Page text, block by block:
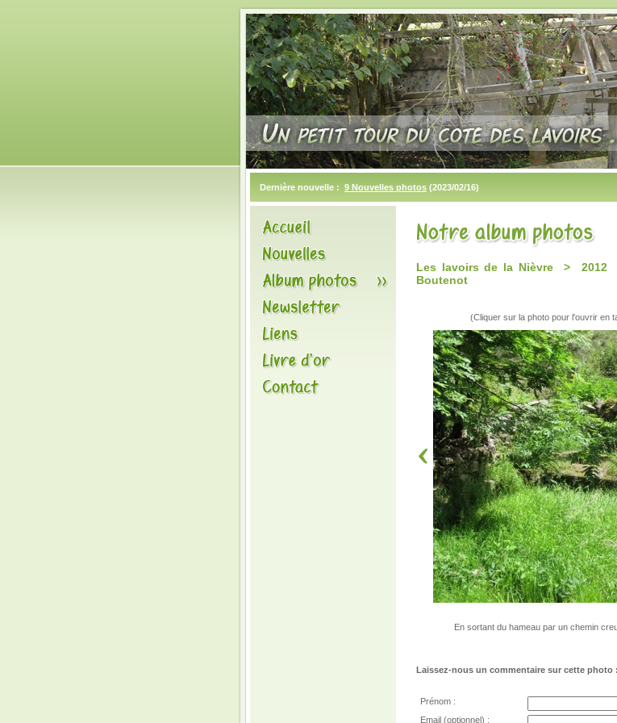
Dernière nouvelle : 9 Nouvelles photos (2023/02/16)
Les lavoirs de la Nièvre > 2012
Boutenot
(Cliquer sur la photo pour l'ouvrir en
En sortant du hameau par un chemin
Laissez-nous un commentaire sur cette photo :
Prénom :
Email (optionnel) :